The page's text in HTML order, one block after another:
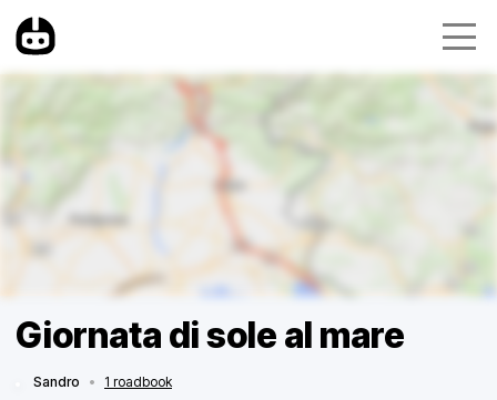
Giornata di sole al mare
Sandro • 1 roadbook